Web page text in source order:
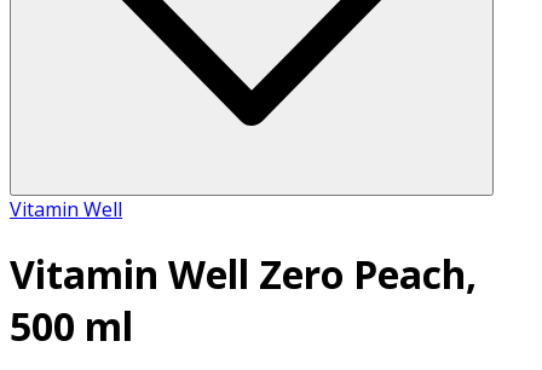
Vitamin Well
Vitamin Well Zero Peach,
500 ml